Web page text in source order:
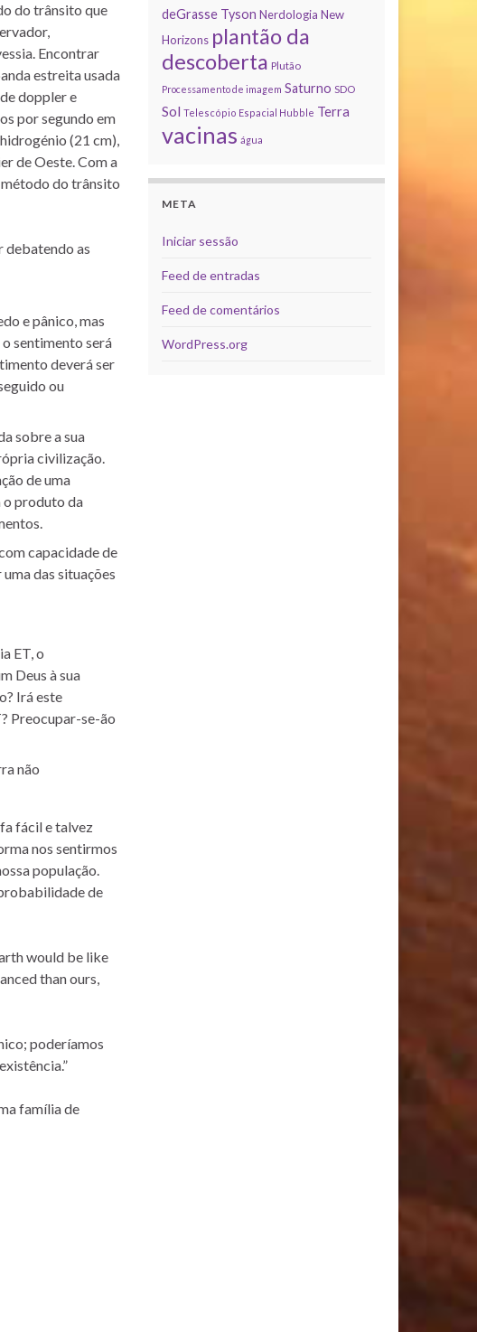
do trânsito que
Encontrar
estreita usada
doppler e
por segundo em
(21 cm),
de Oeste. Com a
do trânsito
debatendo as
e pânico, mas
sentimento será
deverá ser
ou
sobre a sua
civilização.
de uma
o produto da
capacidade de
das situações
ET, o
Deus à sua
Irá este
Preocupar-se-ão
não
fácil e talvez
nos sentirmos
população.
de
would be like
than ours,
poderíamos
família de
deGrasse Tyson Nerdologia New
Horizons plantão da
descoberta Plutão
Processamento de imagem Saturno SDO
Sol Telescópio Espacial Hubble Terra
vacinas água
META
Iniciar sessão
Feed de entradas
Feed de comentários
WordPress.org